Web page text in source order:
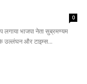
0
लगाया भाजपा नेता सुब्रमण्यम
के उल्लंघन और टाइम्स...